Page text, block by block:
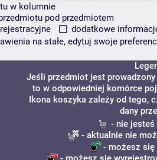
w kolumnie
pod przedmiotem
dodatkowe
na stałe, edytuj swoje
Jeśli przedmiot jest
to w odpowiedniej komórce
Ikona koszyka zależy od tego,
dany
- nie
- aktualnie nie
- możesz się